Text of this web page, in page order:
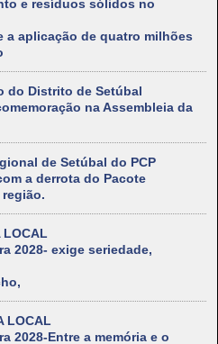
e resíduos sólidos no
a aplicação de quatro milhões
do Distrito de Setúbal
na Assembleia da
de Setúbal do PCP
a derrota do Pacote
LOCAL
2028- exige seriedade,
LOCAL
2028-Entre a memória e o